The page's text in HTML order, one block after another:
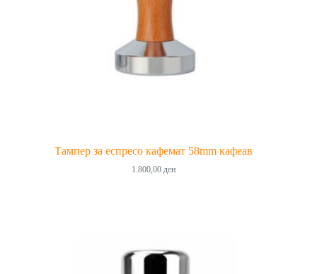
Тампер за еспресо кафемат 58mm кафеав
1.800,00 ден